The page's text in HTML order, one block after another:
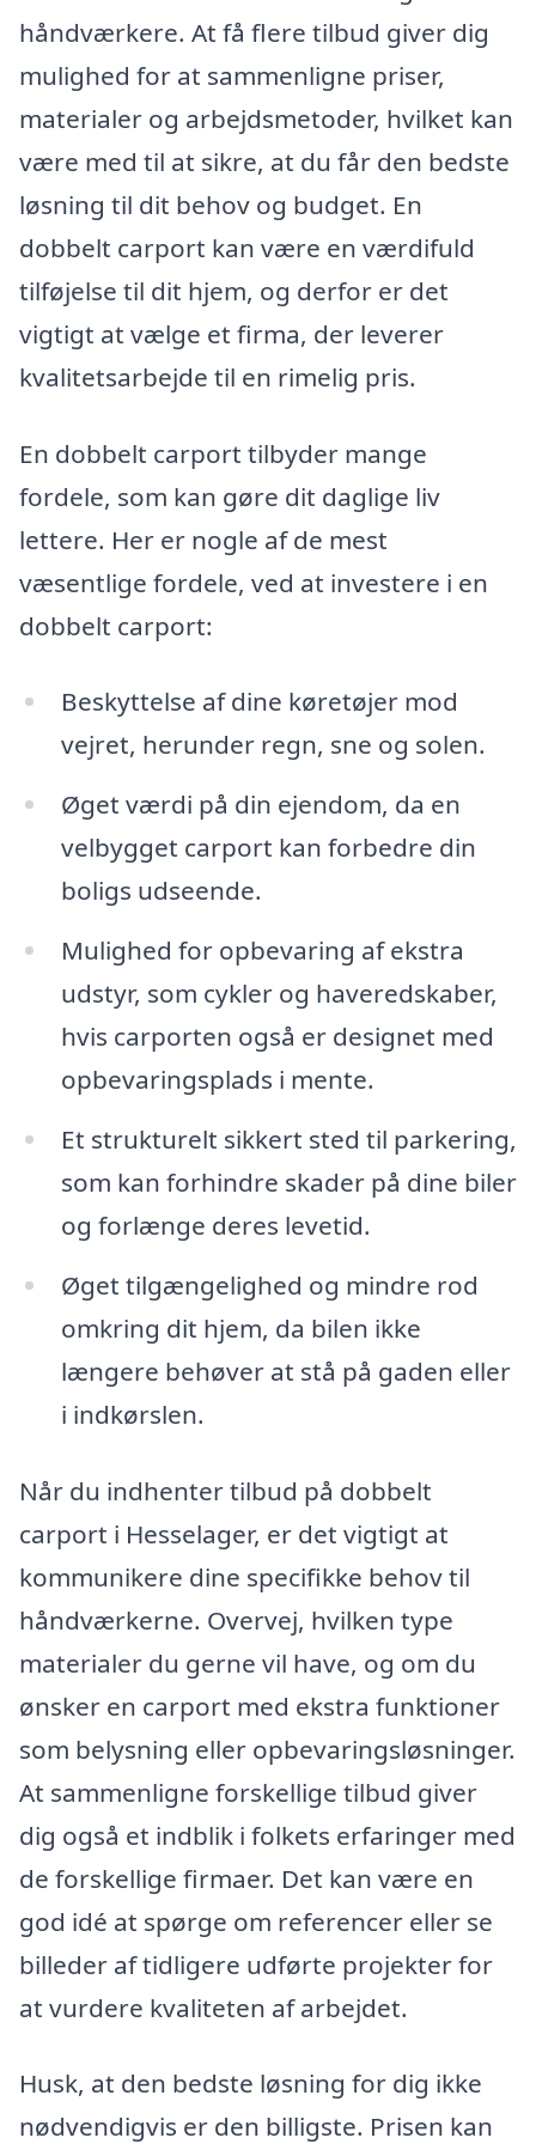
håndværkere. At få flere tilbud giver dig
mulighed for at sammenligne priser,
materialer og arbejdsmetoder, hvilket kan
være med til at sikre, at du får den bedste
løsning til dit behov og budget. En
dobbelt carport kan være en værdifuld
tilføjelse til dit hjem, og derfor er det
vigtigt at vælge et firma, der leverer
kvalitetsarbejde til en rimelig pris.
En dobbelt carport tilbyder mange
fordele, som kan gøre dit daglige liv
lettere. Her er nogle af de mest
væsentlige fordele, ved at investere i en
dobbelt carport:
Beskyttelse af dine køretøjer mod
vejret, herunder regn, sne og solen.
Øget værdi på din ejendom, da en
velbygget carport kan forbedre din
boligs udseende.
Mulighed for opbevaring af ekstra
udstyr, som cykler og haveredskaber,
hvis carporten også er designet med
opbevaringsplads i mente.
Et strukturelt sikkert sted til parkering,
som kan forhindre skader på dine biler
og forlænge deres levetid.
Øget tilgængelighed og mindre rod
omkring dit hjem, da bilen ikke
længere behøver at stå på gaden eller
i indkørslen.
Når du indhenter tilbud på dobbelt
carport i Hesselager, er det vigtigt at
kommunikere dine specifikke behov til
håndværkerne. Overvej, hvilken type
materialer du gerne vil have, og om du
ønsker en carport med ekstra funktioner
som belysning eller opbevaringsløsninger.
At sammenligne forskellige tilbud giver
dig også et indblik i folkets erfaringer med
de forskellige firmaer. Det kan være en
god idé at spørge om referencer eller se
billeder af tidligere udførte projekter for
at vurdere kvaliteten af arbejdet.
Husk, at den bedste løsning for dig ikke
nødvendigvis er den billigste. Prisen kan